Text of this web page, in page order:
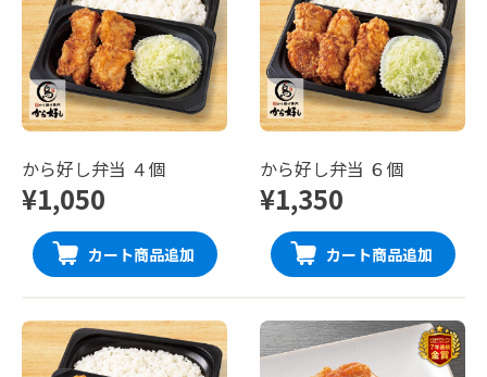
から好し弁当 ４個
¥1,050
カート商品追加
から好し弁当 ６個
¥1,350
カート商品追加